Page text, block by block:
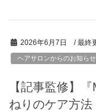
2026年6月7日 / 最終
ヘアサロンからのお知らせ
【記事監修】
ねりのケア方法